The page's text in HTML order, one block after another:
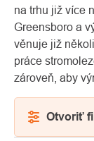
na trhu již více
Greensboro a
věnuje již
práce
zároveň, aby
Otvoriť